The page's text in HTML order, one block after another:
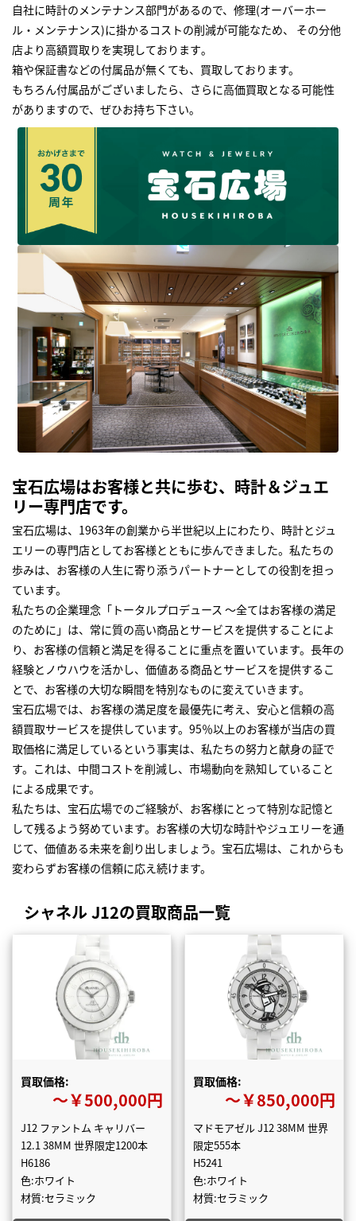
自社に時計のメンテナンス部門があるので、修理(オーバーホー
ル・メンテナンス)に掛かるコストの削減が可能なため、 その分他
店より高額買取りを実現しております｡
箱や保証書などの付属品が無くても、買取しております。
もちろん付属品がございましたら、さらに高価買取となる可能性
がありますので、ぜひお持ち下さい｡
宝石広場はお客様と共に歩む、時計＆ジュエ
リー専門店です。
宝石広場は、1963年の創業から半世紀以上にわたり、時計とジュ
エリーの専門店としてお客様とともに歩んできました。私たちの
歩みは、お客様の人生に寄り添うパートナーとしての役割を担っ
ています。
私たちの企業理念「トータルプロデュース ～全てはお客様の満足
のために」は、常に質の高い商品とサービスを提供することによ
り、お客様の信頼と満足を得ることに重点を置いています。長年の
経験とノウハウを活かし、価値ある商品とサービスを提供するこ
とで、お客様の大切な瞬間を特別なものに変えていきます。
宝石広場では、お客様の満足度を最優先に考え、安心と信頼の高
額買取サービスを提供しています。95％以上のお客様が当店の買
取価格に満足しているという事実は、私たちの努力と献身の証で
す。これは、中間コストを削減し、市場動向を熟知していること
による成果です。
私たちは、宝石広場でのご経験が、お客様にとって特別な記憶と
して残るよう努めています。お客様の大切な時計やジュエリーを通
じて、価値ある未来を創り出しましょう。宝石広場は、これからも
変わらずお客様の信頼に応え続けます。
シャネル J12の買取商品一覧
買取価格:
〜￥500,000円
J12 ファントム キャリバー
12.1 38MM 世界限定1200本
H6186
色:ホワイト
材質:セラミック
買取価格:
〜￥850,000円
マドモアゼル J12 38MM 世界
限定555本
H5241
色:ホワイト
材質:セラミック